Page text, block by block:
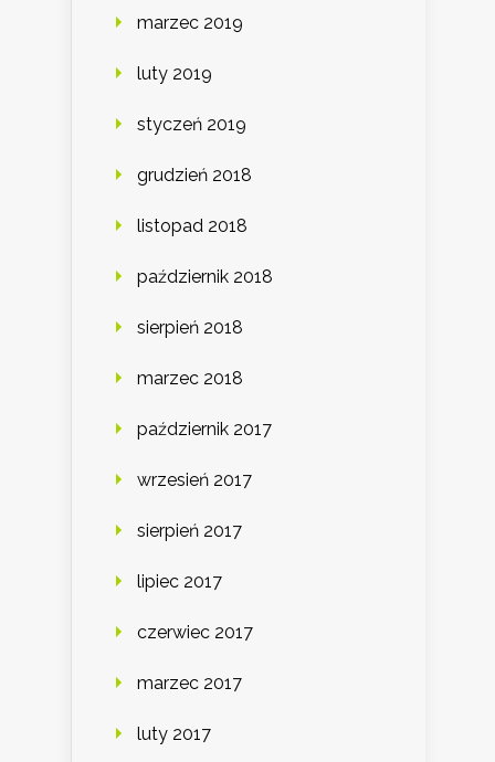
marzec 2019
luty 2019
styczeń 2019
grudzień 2018
listopad 2018
październik 2018
sierpień 2018
marzec 2018
październik 2017
wrzesień 2017
sierpień 2017
lipiec 2017
czerwiec 2017
marzec 2017
luty 2017